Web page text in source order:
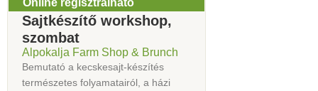
Online regisztrálható
Sajtkészítő workshop,
szombat
Alpokalja Farm Shop & Brunch
Bemutató a kecskesajt-készítés
természetes folyamatairól, a házi